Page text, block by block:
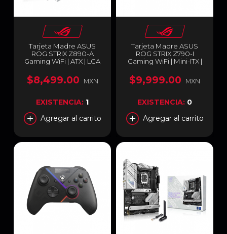
Tarjeta Madre ASUS
ROG STRIX Z890-A
Gaming WiFi | ATX | LGA
Hasta 256GB |
DisplayPort / HDMI /
Bluetooth v5.4 | ROG
STRIX Z890-A GAMING
$8,499.00 MXN
EXISTENCIA: 1
Agregar al carrito
Tarjeta Madre ASUS
ROG STRIX Z790-I
Gaming WiFi | Mini-ITX |
DDR5 Máx 96GB | HDMI
/ Thunderbolt | ROG
WIFI
$9,999.00 MXN
EXISTENCIA: 0
Agregar al carrito